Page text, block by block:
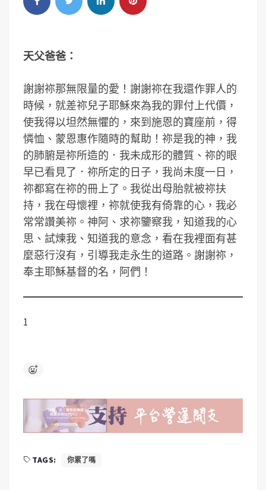
天父爸爸：
謝謝祢那無限量的愛！謝謝祢在我還作罪人的
時候，就差祢兒子耶穌來為我的罪付上代價，
使我得以坦然無懼的，來到施恩的寶座前，得
憐恤、蒙恩惠作隨時的幫助！祢是我的神，我
的肺腑是祢所造的．我未成形的體質、祢的眼
早已看見了．祢所定的日子，我尚未度一日，
祢都寫在祢的冊上了。我從出母胎就被祢扶
持，我在母懷裡，祢就使我有倚靠的心，我必
常常讚美祢。神阿、求祢鑒察我，知道我的心
思、試煉我、知道我的意念，看在我裡面有甚
麼惡行沒有，引導我走永生的道路。謝謝祢，
奉主耶穌基督的名，阿們！
1
TAGS: 你累了嗎